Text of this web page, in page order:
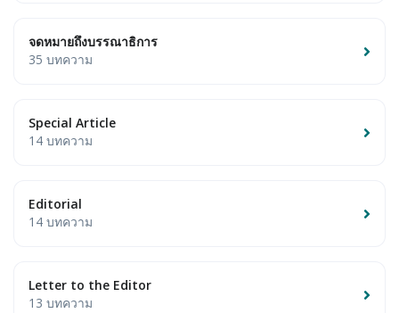
จดหมายถึงบรรณาธิการ
35 บทความ
Special Article
14 บทความ
Editorial
14 บทความ
Letter to the Editor
13 บทความ